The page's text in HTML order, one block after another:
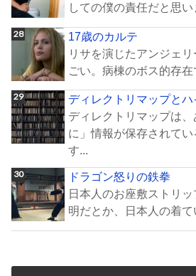
しての僕の責任だと思
17歳のカルテ
リサを演じたアンジェ
ごい。病棟のボス的存
ディレクトリマップとハ
ディレクトリマップは
に」情報が保存されて
す...
ドラゴン怒りの鉄拳
日本人のお座敷ストリ
明だとか、日本人の着